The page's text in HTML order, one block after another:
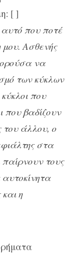
[ ]
αυτό που ποτέ
Ασθενής
να
των κύκλων
που
που βαδίζουν
του άλλου, ο
στα
τους
η